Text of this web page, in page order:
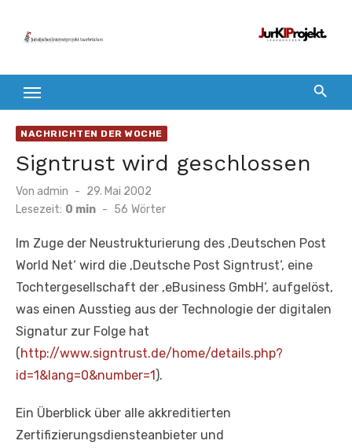
Inhalt
NACHRICHTEN DER WOCHE
Signtrust wird geschlossen
Von admin
Veröffentlicht
am
29. Mai 2002
Lesezeit: 0 min - 56 Wörter
Im Zuge der Neustrukturierung des ‚Deutschen Post
World Net‘ wird die ‚Deutsche Post Signtrust‘, eine
Tochtergesellschaft der ‚eBusiness GmbH‘, aufgelöst,
was einen Ausstieg aus der Technologie der digitalen
Signatur zur Folge hat
(http://www.signtrust.de/home/details.php?
id=1&lang=0&number=1).
Ein Überblick über alle akkreditierten
Zertifizierungsdiensteanbieter und